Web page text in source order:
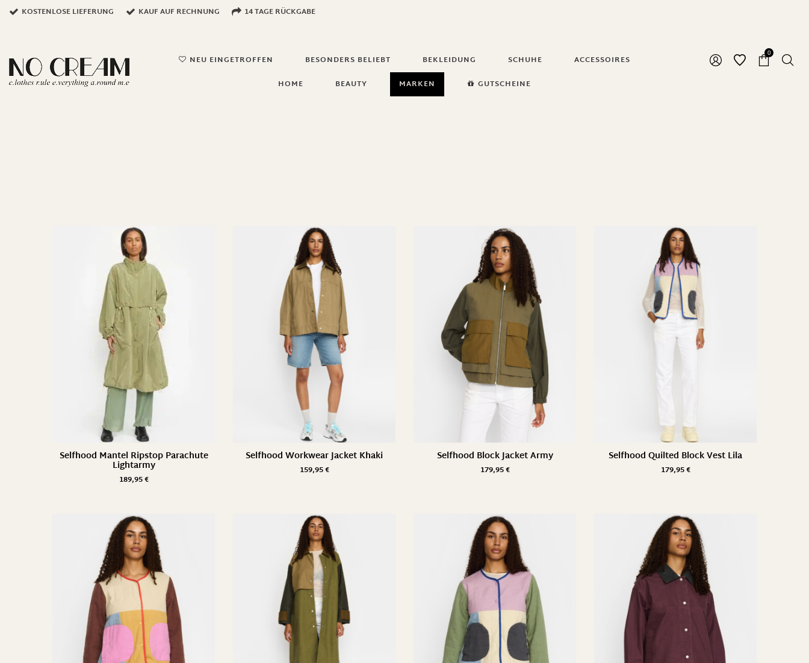
KOSTENLOSE LIEFERUNG KAUF AUF RECHNUNG 14 TAGE RÜCKGABE
NEU EINGETROFFEN BESONDERS BELIEBT BEKLEIDUNG SCHUHE
ACCESSOIRES
HOME
BEAUTY MARKEN GUTSCHEINE
0
Selfhood Mantel Ripstop Parachute
Lightarmy
189,95€
Selfhood Workwear Jacket Khaki
159,95€
Selfhood Block Jacket Army
179,95€
Selfhood Quilted Block Vest Lila
179,95€